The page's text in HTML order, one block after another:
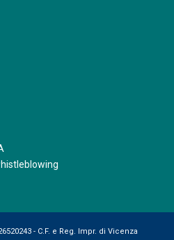
- C.F. e Reg. Impr. di Vicenza